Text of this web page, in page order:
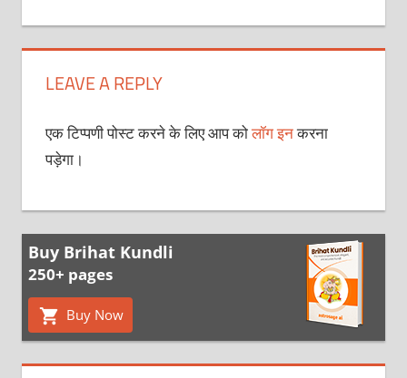
LEAVE A REPLY
एक टिप्पणी पोस्ट करने के लिए आप कोलॉग इनकरना
पड़ेगा।
Buy Brihat Kundli
250+ pages
Buy Now